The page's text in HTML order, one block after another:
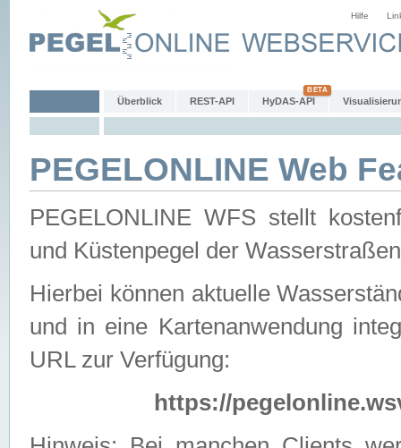
Hilfe
Überblick REST-API HyDAS-API
PEGELONLINE Web
PEGELONLINE WFS stellt
und Küstenpegel der
Hierbei können aktuelle
und in eine Kartenanwendung
URL zur Verfügung:
https://